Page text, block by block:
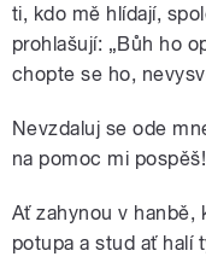
ti, kdo mě hlídají,
prohlašují: „Bůh ho
chopte se ho,
Nevzdaluj se ode
na pomoc mi pospěš!
Ať zahynou v hanbě,
potupa a stud ať halí